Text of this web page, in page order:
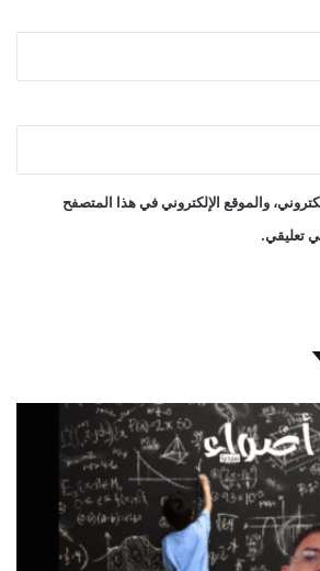
والموقع الإلكتروني في هذا المتصفح
تعليقي.